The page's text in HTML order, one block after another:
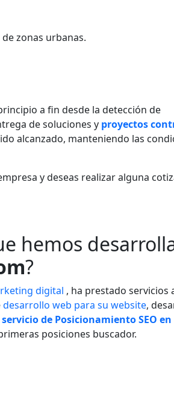
zonas urbanas.
a fin desde la detección de
de soluciones y proyectos
alcanzado, manteniendo las
y deseas realizar alguna
hemos
?
digital , ha prestado servicios
desarrollo web para su website,
servicio de Posicionamiento SEO en
posiciones buscador.